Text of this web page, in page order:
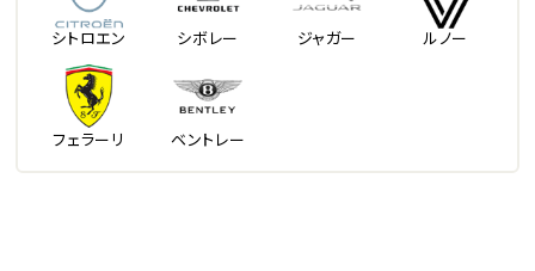
シトロエン シボレー ジャガー ルノー
フェラーリ ベントレー